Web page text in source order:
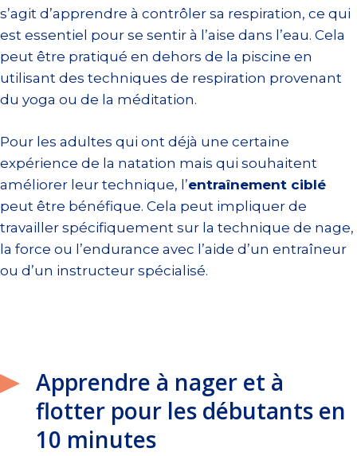
s’agit d’apprendre à contrôler sa respiration, ce qui
est essentiel pour se sentir à l’aise dans l’eau. Cela
peut être pratiqué en dehors de la piscine en
utilisant des techniques de respiration provenant
du yoga ou de la méditation.
Pour les adultes qui ont déjà une certaine
expérience de la natation mais qui souhaitent
améliorer leur technique, l’entraînement ciblé
peut être bénéfique. Cela peut impliquer de
travailler spécifiquement sur la technique de nage,
la force ou l’endurance avec l’aide d’un entraîneur
ou d’un instructeur spécialisé.
Apprendre à nager et à
flotter pour les débutants en
10 minutes